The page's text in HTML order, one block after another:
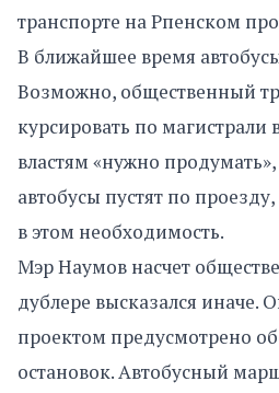
транспорте на Рпенском
В ближайшее время
Возможно, общественный
курсировать по магистрали
властям «нужно
автобусы пустят по
в этом необходимость.
Мэр Наумов насчет
дублере высказался иначе.
проектом предусмотрено
остановок. Автобусный